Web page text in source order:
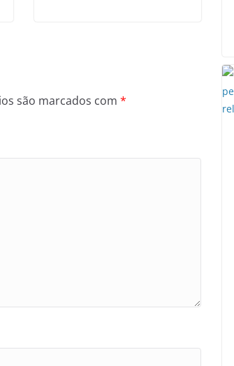
são marcados com *